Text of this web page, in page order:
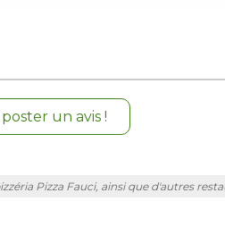
un avis !
Pizza Fauci, ainsi que d'autres